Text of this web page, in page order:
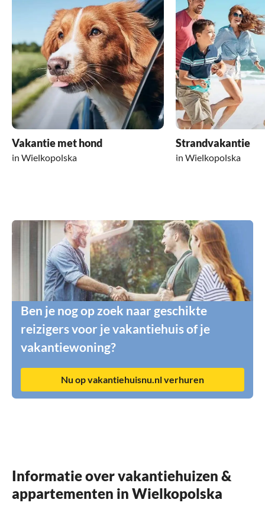
Vakantie met hond
in Wielkopolska
Strandvakantie
in Wielkopolska
Ben je nog op zoek naar geschikte
reizigers voor je vakantiehuis of je
vakantiewoning?
Nu op vakantiehuisnu.nl verhuren
Informatie over vakantiehuizen &
appartementen in Wielkopolska